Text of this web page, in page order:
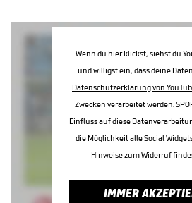
Wenn du hier klickst, siehst du
und willigst ein, dass deine
Datenschutzerklärung von
Zwecken verarbeitet werden.
Einfluss auf diese
die Möglichkeit alle Social
Hinweise zum Widerruf
IMMER